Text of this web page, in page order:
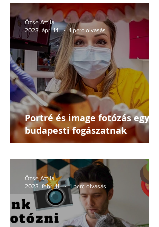
Portré és image fotózás egy
budapesti fogászatnak
Őzse Attila
2023. ápr. 14.
1 perc olvasás
Őzse Attila
2023. febr. 11.
1 perc olvasás